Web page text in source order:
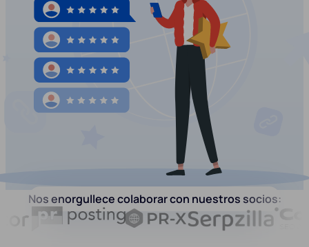
Nos enorgullece colaborar con nuestros socios: